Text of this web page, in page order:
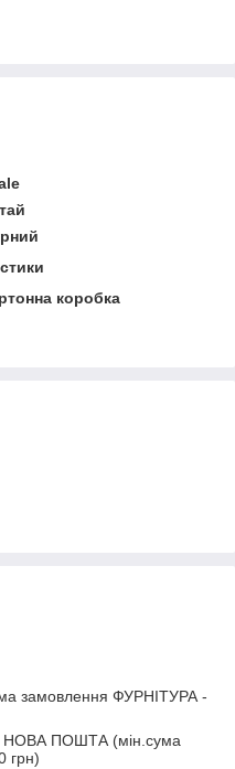
коробка
замовлення ФУРНІТУРА -
НОВА ПОШТА (мін.сума
грн)